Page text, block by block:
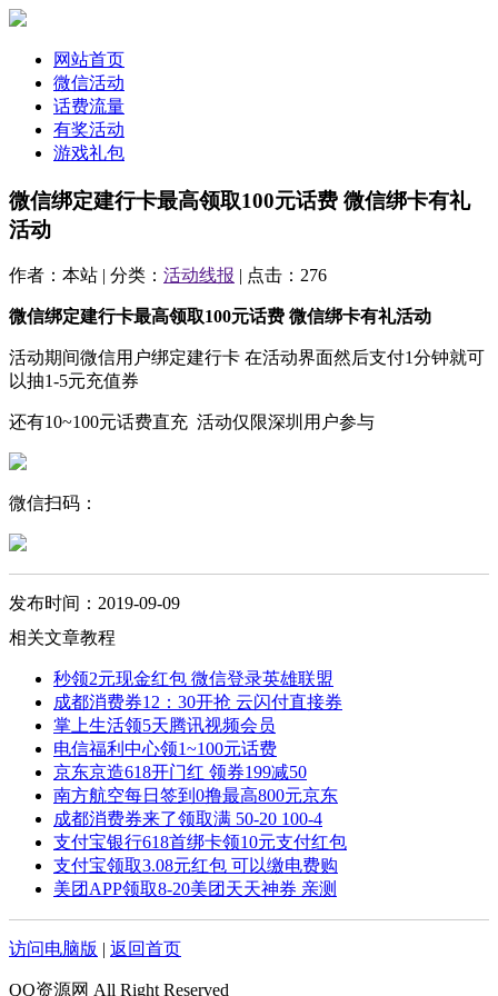
网站首页
微信活动
话费流量
有奖活动
游戏礼包
微信绑定建行卡最高领取100元话费 微信绑卡有礼
活动
作者：本站 | 分类： 活动线报 | 点击：276
微信绑定建行卡最高领取100元话费 微信绑卡有礼活动
活动期间微信用户绑定建行卡 在活动界面然后支付1分钟就可
以抽1-5元充值券
还有10~100元话费直充 活动仅限深圳用户参与
微信扫码：
发布时间：2019-09-09
相关文章教程
秒领2元现金红包 微信登录英雄联盟
成都消费券12：30开抢 云闪付直接券
掌上生活领5天腾讯视频会员
电信福利中心领1~100元话费
京东京造618开门红 领券199减50
南方航空每日签到0撸最高800元京东
成都消费券来了领取满 50-20 100-4
支付宝银行618首绑卡领10元支付红包
支付宝领取3.08元红包 可以缴电费购
美团APP领取8-20美团天天神券 亲测
访问电脑版 | 返回首页
QQ资源网 All Right Reserved